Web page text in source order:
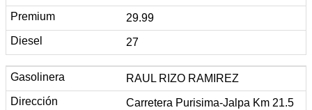
29.99
27
RAUL RIZO RAMIREZ
Carretera Purisima-Jalpa Km 21.5